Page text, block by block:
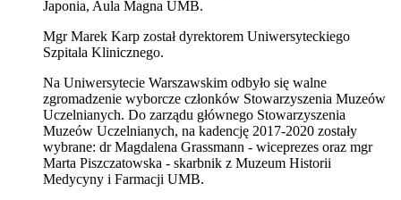
Japonia, Aula Magna UMB.
Mgr Marek Karp został dyrektorem Uniwersyteckiego
Szpitala Klinicznego.
Na Uniwersytecie Warszawskim odbyło się walne
zgromadzenie wyborcze członków Stowarzyszenia Muzeów
Uczelnianych. Do zarządu głównego Stowarzyszenia
Muzeów Uczelnianych, na kadencję 2017-2020 zostały
wybrane: dr Magdalena Grassmann - wiceprezes oraz mgr
Marta Piszczatowska - skarbnik z Muzeum Historii
Medycyny i Farmacji UMB.